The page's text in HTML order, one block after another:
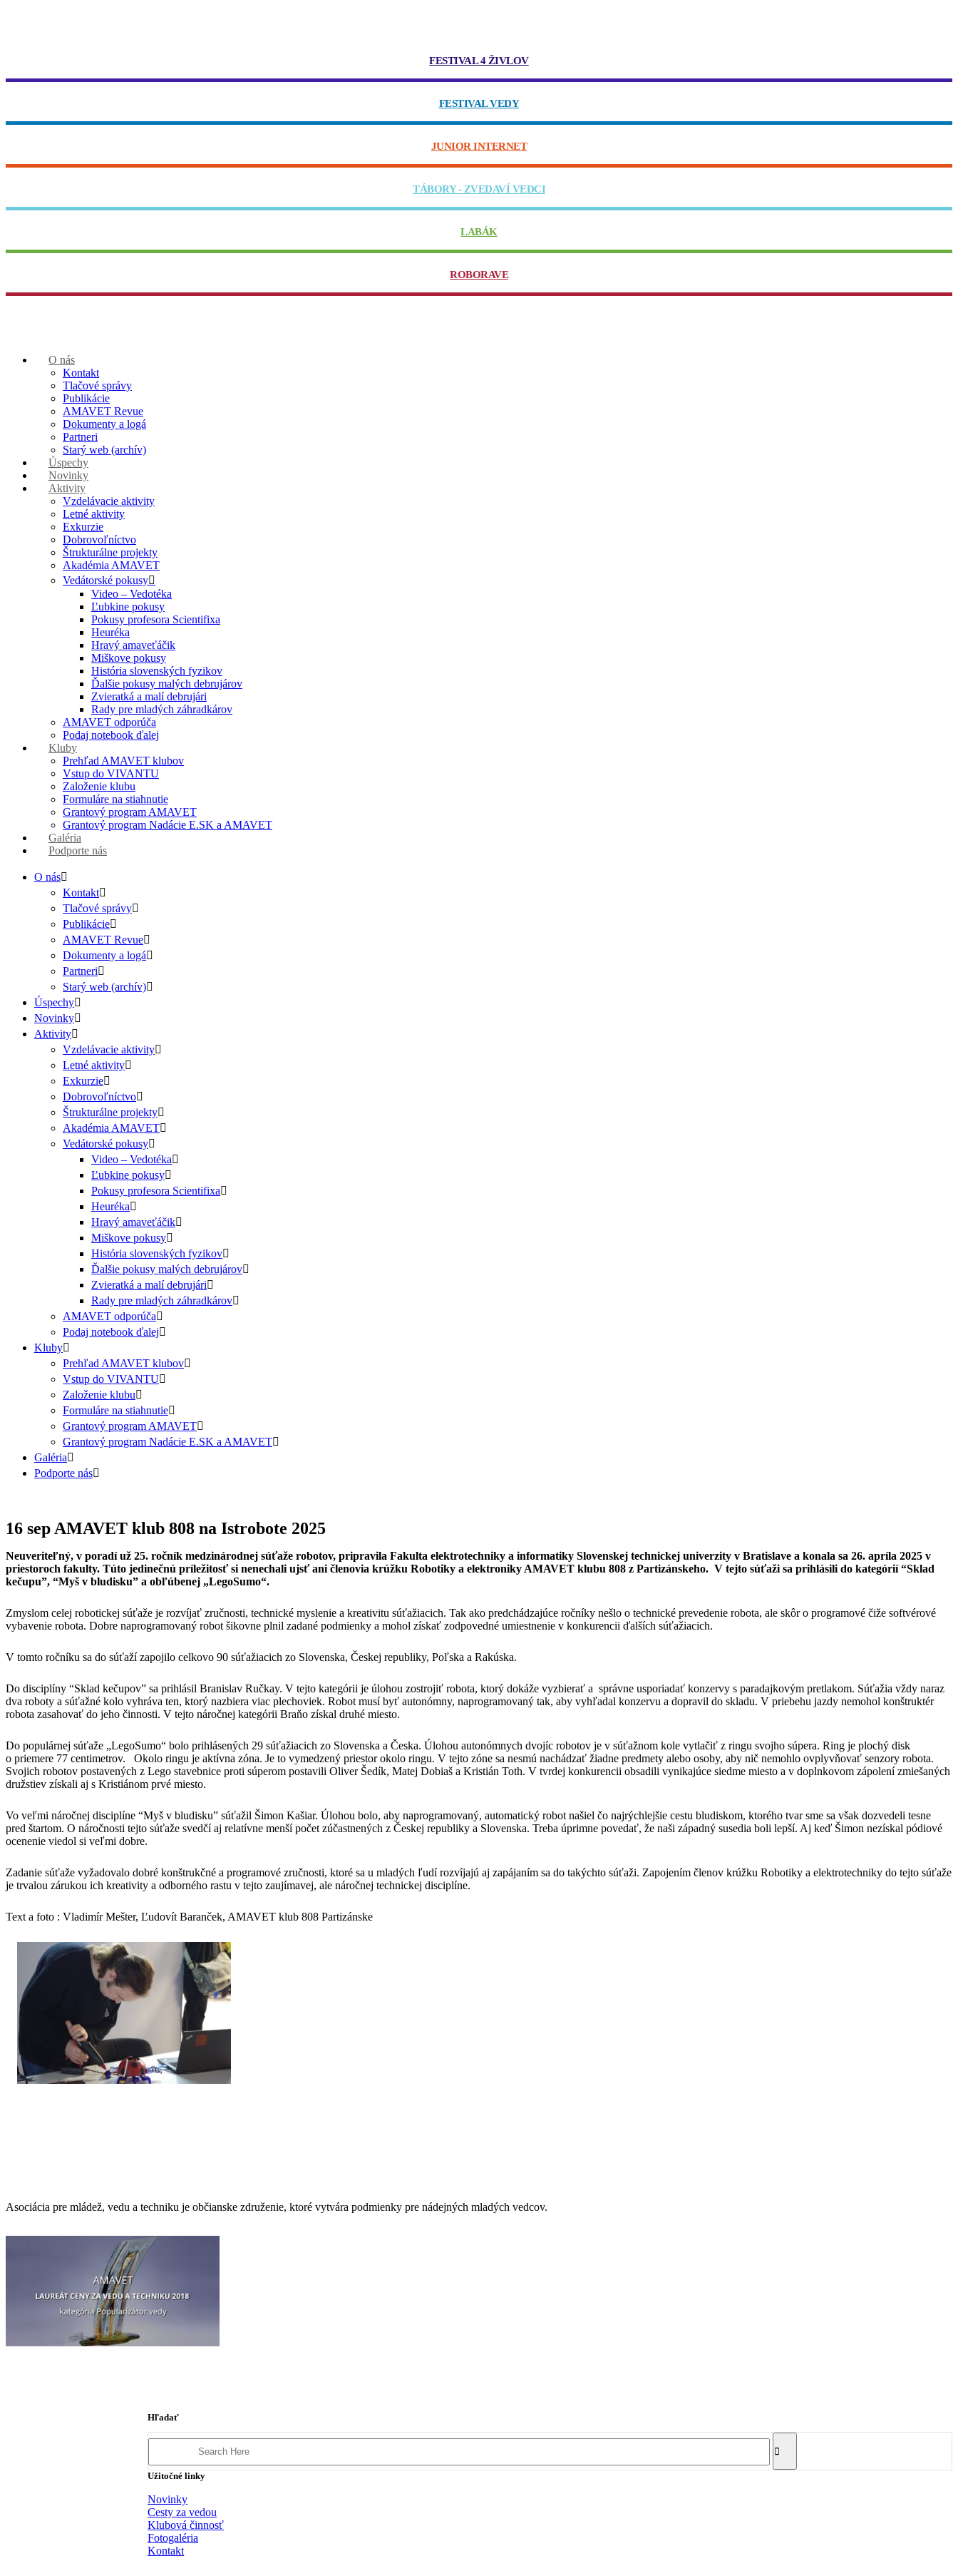
FESTIVAL 4 ŽIVLOV
FESTIVAL VEDY
JUNIOR INTERNET
TÁBORY - ZVEDAVÍ VEDCI
LABÁK
ROBORAVE
O nás
Kontakt
Tlačové správy
Publikácie
AMAVET Revue
Dokumenty a logá
Partneri
Starý web (archív)
Úspechy
Novinky
Aktivity
Vzdelávacie aktivity
Letné aktivity
Exkurzie
Dobrovoľníctvo
Štrukturálne projekty
Akadémia AMAVET
Vedátorské pokusy
Video – Vedotéka
Ľubkine pokusy
Pokusy profesora Scientifixa
Heuréka
Hravý amaveťáčik
Miškove pokusy
História slovenských fyzikov
Ďalšie pokusy malých debrujárov
Zvieratká a malí debrujári
Rady pre mladých záhradkárov
AMAVET odporúča
Podaj notebook ďalej
Kluby
Prehľad AMAVET klubov
Vstup do VIVANTU
Založenie klubu
Formuláre na stiahnutie
Grantový program AMAVET
Grantový program Nadácie E.SK a AMAVET
Galéria
Podporte nás
O nás
Kontakt
Tlačové správy
Publikácie
AMAVET Revue
Dokumenty a logá
Partneri
Starý web (archív)
Úspechy
Novinky
Aktivity
Vzdelávacie aktivity
Letné aktivity
Exkurzie
Dobrovoľníctvo
Štrukturálne projekty
Akadémia AMAVET
Vedátorské pokusy
Video – Vedotéka
Ľubkine pokusy
Pokusy profesora Scientifixa
Heuréka
Hravý amaveťáčik
Miškove pokusy
História slovenských fyzikov
Ďalšie pokusy malých debrujárov
Zvieratká a malí debrujári
Rady pre mladých záhradkárov
AMAVET odporúča
Podaj notebook ďalej
Kluby
Prehľad AMAVET klubov
Vstup do VIVANTU
Založenie klubu
Formuláre na stiahnutie
Grantový program AMAVET
Grantový program Nadácie E.SK a AMAVET
Galéria
Podporte nás
16 sep AMAVET klub 808 na Istrobote 2025
Neuveriteľný, v poradí už 25. ročník medzinárodnej súťaže robotov, pripravila Fakulta elektrotechniky a informatiky Slovenskej technickej univerzity v Bratislave a konala sa 26. apríla 2025 v
priestoroch fakulty. Túto jedinečnú príležitosť si nenechali ujsť ani členovia krúžku Robotiky a elektroniky AMAVET klubu 808 z Partizánskeho. V tejto súťaži sa prihlásili do kategórií “Sklad
kečupu”, “Myš v bludisku” a obľúbenej „LegoSumo“.
Zmyslom celej robotickej súťaže je rozvíjať zručnosti, technické myslenie a kreativitu súťažiacich. Tak ako predchádzajúce ročníky nešlo o technické prevedenie robota, ale skôr o programové čiže softvérové
vybavenie robota. Dobre naprogramovaný robot šikovne plnil zadané podmienky a mohol získať zodpovedné umiestnenie v konkurencii ďalších súťažiacich.
V tomto ročníku sa do súťaží zapojilo celkovo 90 súťažiacich zo Slovenska, Českej republiky, Poľska a Rakúska.
Do disciplíny “Sklad kečupov” sa prihlásil Branislav Ručkay. V tejto kategórii je úlohou zostrojiť robota, ktorý dokáže vyzbierať a správne usporiadať konzervy s paradajkovým pretlakom. Súťažia vždy naraz
dva roboty a súťažné kolo vyhráva ten, ktorý nazbiera viac plechoviek. Robot musí byť autonómny, naprogramovaný tak, aby vyhľadal konzervu a dopravil do skladu. V priebehu jazdy nemohol konštruktér
robota zasahovať do jeho činnosti. V tejto náročnej kategórii Braňo získal druhé miesto.
Do populárnej súťaže „LegoSumo“ bolo prihlásených 29 súťažiacich zo Slovenska a Česka. Úlohou autonómnych dvojíc robotov je v súťažnom kole vytlačiť z ringu svojho súpera. Ring je plochý disk
o priemere 77 centimetrov. Okolo ringu je aktívna zóna. Je to vymedzený priestor okolo ringu. V tejto zóne sa nesmú nachádzať žiadne predmety alebo osoby, aby nič nemohlo ovplyvňovať senzory robota.
Svojich robotov postavených z Lego stavebnice proti súperom postavili Oliver Šedík, Matej Dobiaš a Kristián Toth. V tvrdej konkurencii obsadili vynikajúce siedme miesto a v doplnkovom zápolení zmiešaných
družstiev získali aj s Kristiánom prvé miesto.
Vo veľmi náročnej disciplíne “Myš v bludisku” súťažil Šimon Kašiar. Úlohou bolo, aby naprogramovaný, automatický robot našiel čo najrýchlejšie cestu bludiskom, ktorého tvar sme sa však dozvedeli tesne
pred štartom. O náročnosti tejto súťaže svedčí aj relatívne menší počet zúčastnených z Českej republiky a Slovenska. Treba úprimne povedať, že naši západný susedia boli lepší. Aj keď Šimon nezískal pódiové
ocenenie viedol si veľmi dobre.
Zadanie súťaže vyžadovalo dobré konštrukčné a programové zručnosti, ktoré sa u mladých ľudí rozvíjajú aj zapájaním sa do takýchto súťaži. Zapojením členov krúžku Robotiky a elektrotechniky do tejto súťaže
je trvalou zárukou ich kreativity a odborného rastu v tejto zaujímavej, ale náročnej technickej disciplíne.
Text a foto : Vladimír Mešter, Ľudovít Baranček, AMAVET klub 808 Partizánske
Asociácia pre mládež, vedu a techniku je občianske združenie, ktoré vytvára podmienky pre nádejných mladých vedcov.
Hľadať
Search
Užitočné linky
Novinky
Cesty za vedou
Klubová činnosť
Fotogaléria
Kontakt